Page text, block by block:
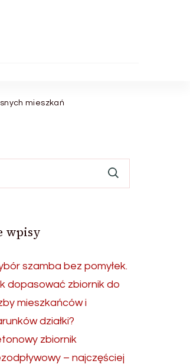
mieszkań
wpisy
szamba bez pomyłek.
dopasować zbiornik do
mieszkańców i
działki?
zbiornik
– najczęściej